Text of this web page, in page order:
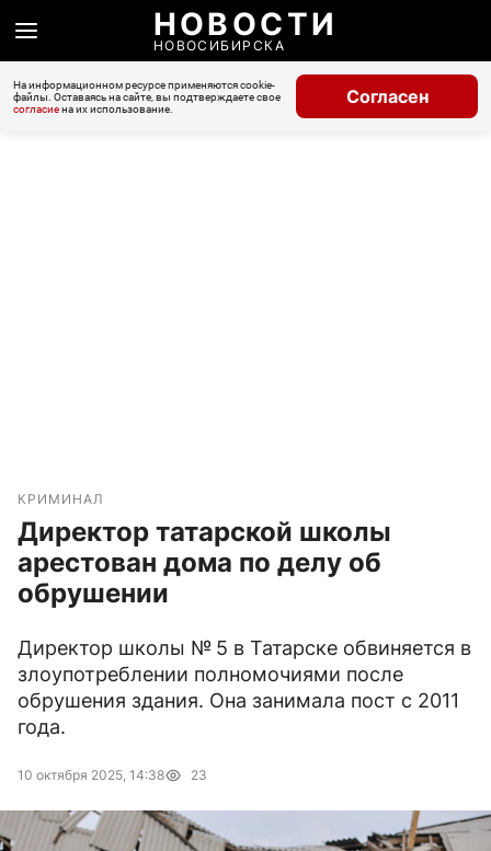
НОВОСТИ
НОВОСИБИРСКА
На информационном ресурсе применяются cookie-
файлы. Оставаясь на сайте, вы подтверждаете свое
согласиена их использование.
Согласен
КРИМИНАЛ
Директор татарской школы
арестован дома по делу об
обрушении
Директор школы № 5 в Татарске обвиняется в
злоупотреблении полномочиями после
обрушения здания. Она занимала пост с 2011
года.
10 октября 2025, 14:38 23